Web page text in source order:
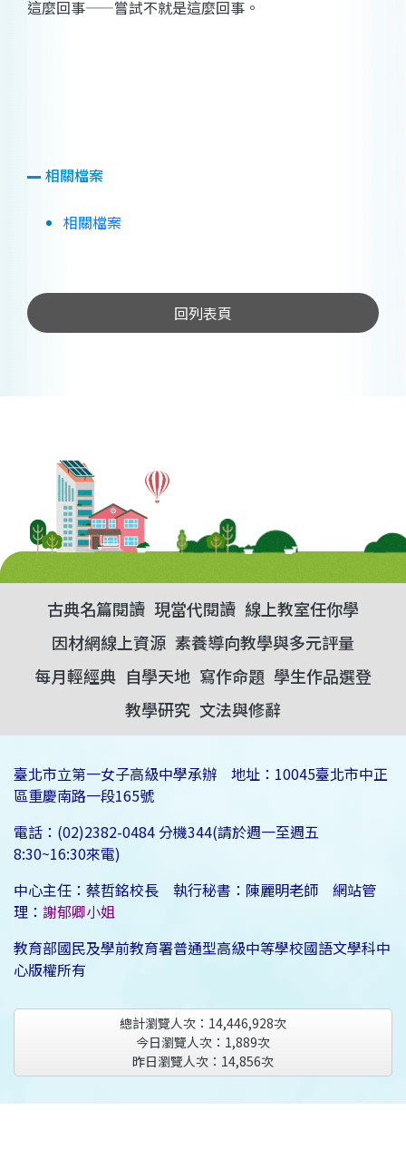
這麼回事——嘗試不就是這麼回事。
相關檔案
相關檔案
回列表頁
古典名篇閱讀 現當代閱讀 線上教室任你學
因材網線上資源 素養導向教學與多元評量
每月輕經典 自學天地 寫作命題 學生作品選登
教學研究 文法與修辭
臺北市立第一女子高級中學承辦 地址：10045臺北市中正
區重慶南路一段165號
電話：(02)2382-0484 分機344(請於週一至週五
8:30~16:30來電)
中心主任：蔡哲銘校長 執行秘書：陳麗明老師 網站管
理： 謝郁卿小姐
教育部國民及學前教育署普通型高級中等學校國語文學科中
心版權所有
總計瀏覽人次： 14,446,928次
今日瀏覽人次： 1,889次
昨日瀏覽人次： 14,856次